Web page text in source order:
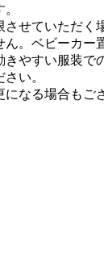
せていただく
。ベビーカー
やすい服装で
い。
なる場合もご